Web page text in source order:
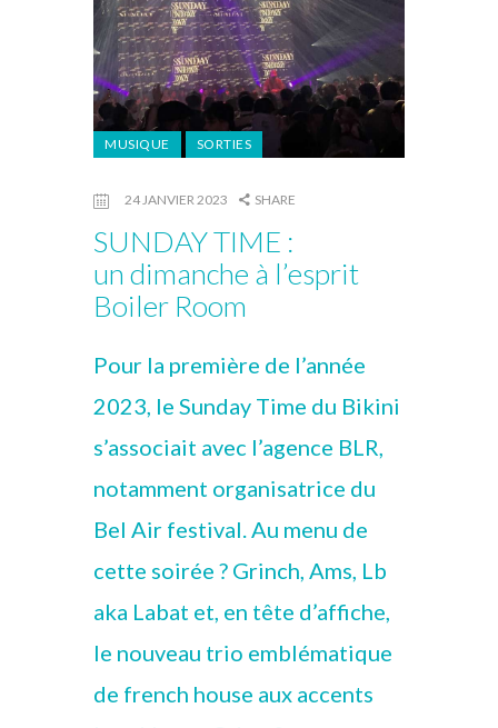
MUSIQUE SORTIES
24 JANVIER 2023 SHARE
SUNDAY TIME :
un dimanche à l’esprit
Boiler Room
Pour la première de l’année
2023, le Sunday Time du Bikini
s’associait avec l’agence BLR,
notamment organisatrice du
Bel Air festival. Au menu de
cette soirée ? Grinch, Ams, Lb
aka Labat et, en tête d’affiche,
le nouveau trio emblématique
de french house aux accents